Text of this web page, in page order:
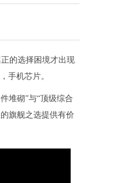
的选择困境才出现
手机芯片。
堆砌”与“顶级综合
旗舰之选提供有价